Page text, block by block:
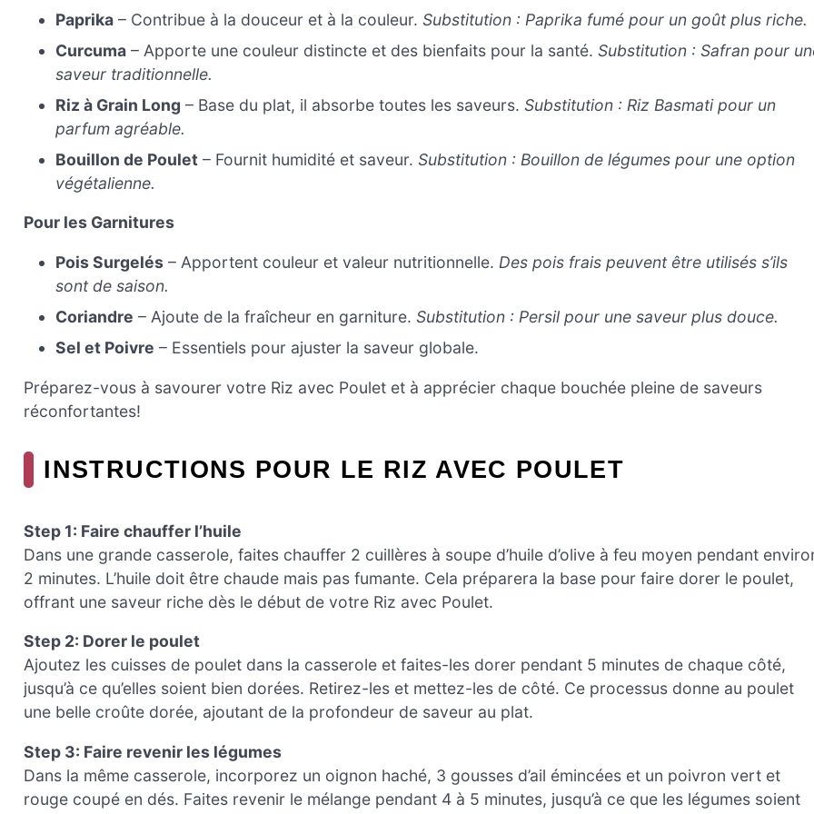
Paprika – Contribue à la douceur et à la couleur.Substitution : Paprika fumé pour un goût plus riche.
Curcuma – Apporte une couleur distincte et des bienfaits pour la santé.Substitution : Safran pour
saveur traditionnelle.
Riz à Grain Long – Base du plat, il absorbe toutes les saveurs.Substitution : Riz Basmati pour un
parfum agréable.
Bouillon de Poulet – Fournit humidité et saveur.Substitution : Bouillon de légumes pour une option
végétalienne.
Pour les Garnitures
Pois Surgelés – Apportent couleur et valeur nutritionnelle. Des pois frais peuvent être utilisés s’ils
sont de saison.
Coriandre – Ajoute de la fraîcheur en garniture.Substitution : Persil pour une saveur plus douce.
Sel et Poivre – Essentiels pour ajuster la saveur globale.
Préparez-vous à savourer votre Riz avec Poulet et à apprécier chaque bouchée pleine de saveurs
réconfortantes!
INSTRUCTIONS POUR LE RIZ AVEC POULET
Step 1: Faire chauffer l’huile
Dans une grande casserole, faites chauffer 2 cuillères à soupe d’huile d’olive à feu moyen pendant
2 minutes. L’huile doit être chaude mais pas fumante. Cela préparera la base pour faire dorer le poulet,
offrant une saveur riche dès le début de votre Riz avec Poulet.
Step 2: Dorer le poulet
Ajoutez les cuisses de poulet dans la casserole et faites-les dorer pendant 5 minutes de chaque côté,
jusqu’à ce qu’elles soient bien dorées. Retirez-les et mettez-les de côté. Ce processus donne au poulet
une belle croûte dorée, ajoutant de la profondeur de saveur au plat.
Step 3: Faire revenir les légumes
Dans la même casserole, incorporez un oignon haché, 3 gousses d’ail émincées et un poivron vert et
rouge coupé en dés. Faites revenir le mélange pendant 4 à 5 minutes, jusqu’à ce que les légumes soient